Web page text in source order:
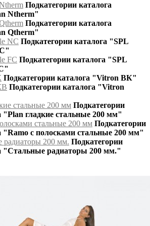
Подкатегории каталога
Ntherm"
Подкатегории каталога
Qtherm"
NC Подкатегории каталога "SPL
FC Подкатегории каталога "SPL
Подкатегории каталога "Vitron ВК"
Подкатегории каталога "Vitron
стальные 200 мм Подкатегории
"Plan гладкие стальные 200 мм"
стальные 200 мм Подкатегории
"Ramo с полосками стальные 200 мм"
радиаторы 200 мм. Подкатегории
"Стальные радиаторы 200 мм."